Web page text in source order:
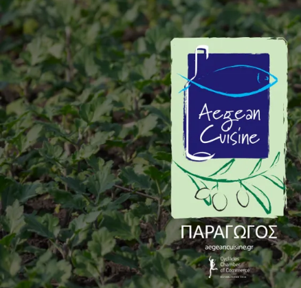
Οι Κυκλάδες είναι μια χούφτα
ανεμοδαρμένα, θαλασσοδαρμένα
και μοναδικής ομορφιάς νησιά
καταμεσής του Αιγαίου. Ο μύθος
θέλει να κάνουν κύκλο γύρω από τη
Δήλο την γενέτειρα του Απόλλωνα
και της Άρτεμης…